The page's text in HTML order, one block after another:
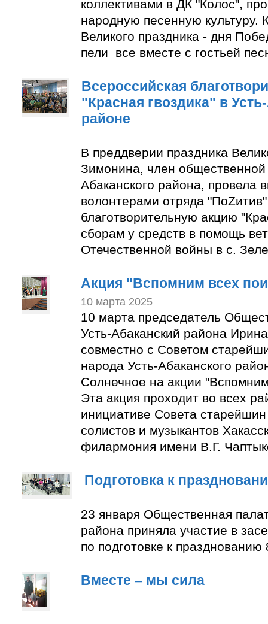
коллективами в ДК "Колос",
народную песенную культуру.
Великого праздника - дня
пели все вместе с гостьей
Всероссийская
"Красная гвоздика" в
районе
В преддверии праздника
Зимонина, член общественной
Абаканского района, провела
волонтерами отряда
благотворительную акцию
сборам у средств в помощь
Отечественной войны в с.
Акция "Вспомним всех
10 марта 2025
10 марта председатель
Усть-Абаканский района
совместно с Советом
народа Усть-Абаканского
Солнечное на акции
Эта акция проходит во всех
инициативе Совета
солистов и музыкантов
филармония имени В.Г.
Подготовка к
23 января Общественная
района приняла участие в
по подготовке к
Вместе – мы сила